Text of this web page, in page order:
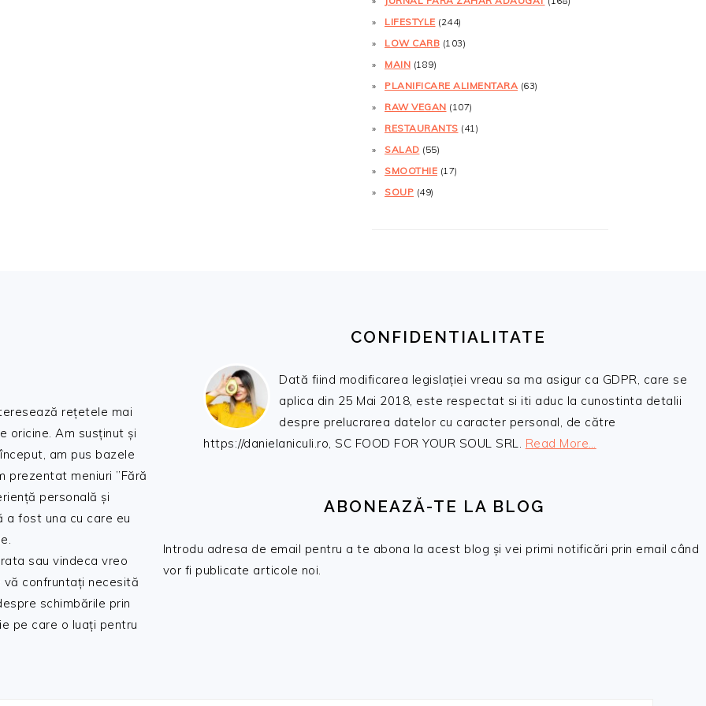
LIFESTYLE (244)
LOW CARB (103)
MAIN (189)
PLANIFICARE ALIMENTARA (63)
RAW VEGAN (107)
RESTAURANTS (41)
SALAD (55)
SMOOTHIE (17)
SOUP (49)
rețetele mai
oricine. Am susținut și
am pus bazele
prezentat meniuri ”Fără
personală și
a fost una cu care eu
sau vindeca vreo
confruntați necesită
schimbările prin
pe care o luați pentru
CONFIDENTIALITATE
Dată fiind modificarea legislației vreau sa ma asigur ca GDPR, care se
aplica din 25 Mai 2018, este respectat si iti aduc la cunostinta detalii
despre prelucrarea datelor cu caracter personal, de către
https://danielaniculi.ro, SC FOOD FOR YOUR SOUL SRL. Read More…
ABONEAZĂ-TE LA BLOG
Introdu adresa de email pentru a te abona la acest blog și vei primi notificări prin email când
vor fi publicate articole noi.